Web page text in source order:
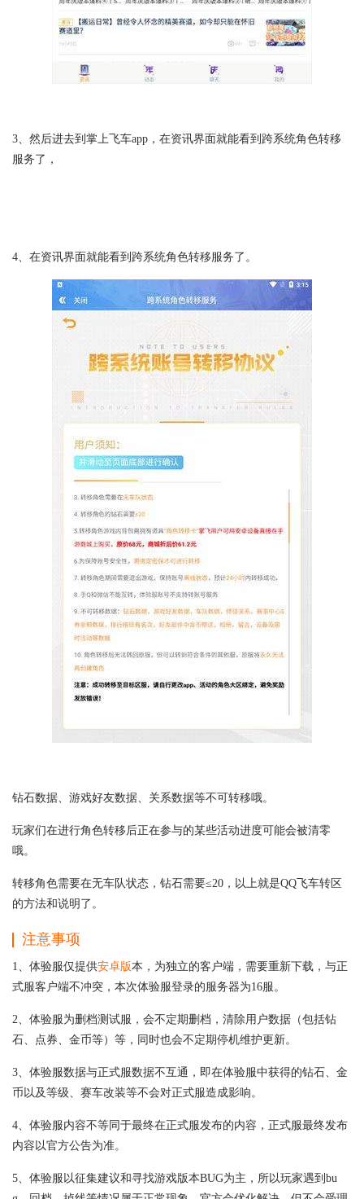
3、然后进去到掌上飞车app，在资讯界面就能看到跨系统角色转移
服务了，
4、在资讯界面就能看到跨系统角色转移服务了。
钻石数据、游戏好友数据、关系数据等不可转移哦。
玩家们在进行角色转移后正在参与的某些活动进度可能会被清零
哦。
转移角色需要在无车队状态，钻石需要≤20，以上就是QQ飞车转区
的方法和说明了。
注意事项
1、体验服仅提供安卓版本，为独立的客户端，需要重新下载，与正
式服客户端不冲突，本次体验服登录的服务器为16服。
2、体验服为删档测试服，会不定期删档，清除用户数据（包括钻
石、点券、金币等）等，同时也会不定期停机维护更新。
3、体验服数据与正式服数据不互通，即在体验服中获得的钻石、金
币以及等级、赛车改装等不会对正式服造成影响。
4、体验服内容不等同于最终在正式服发布的内容，正式服最终发布
内容以官方公告为准。
5、体验服以征集建议和寻找游戏版本BUG为主，所以玩家遇到bu